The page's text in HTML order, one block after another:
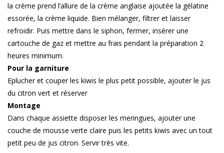
la crème prend l’allure de la crème anglaise ajoutée la gélatine
essorée, la crème liquide. Bien mélanger, filtrer et laisser
refroidir. Puis mettre dans le siphon, fermer, insérer une
cartouche de gaz et mettre au frais pendant la préparation 2
heures minimum.
Pour la garniture
Eplucher et couper les kiwis le plus petit possible, ajouter le jus
du citron vert et réserver
Montage
Dans chaque assiette disposer les meringues, ajouter une
couche de mousse verte claire puis les petits kiwis avec un tout
petit peu de jus citron. Servir très vite.